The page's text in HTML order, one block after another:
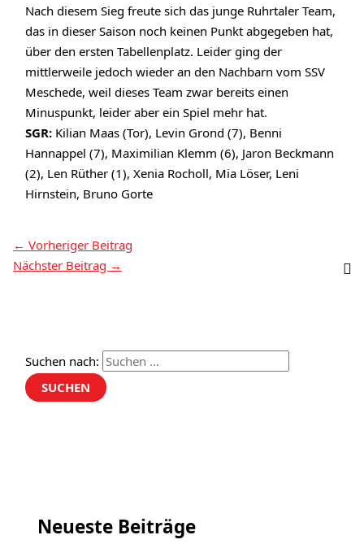
Nach diesem Sieg freute sich das junge Ruhrtaler Team,
das in dieser Saison noch keinen Punkt abgegeben hat,
über den ersten Tabellenplatz. Leider ging der
mittlerweile jedoch wieder an den Nachbarn vom SSV
Meschede, weil dieses Team zwar bereits einen
Minuspunkt, leider aber ein Spiel mehr hat.
SGR: Kilian Maas (Tor), Levin Grond (7), Benni
Hannappel (7), Maximilian Klemm (6), Jaron Beckmann
(2), Len Rüther (1), Xenia Rocholl, Mia Löser, Leni
Hirnstein, Bruno Gorte
← Vorheriger Beitrag
Nächster Beitrag →
Suchen nach:
Neueste Beiträge